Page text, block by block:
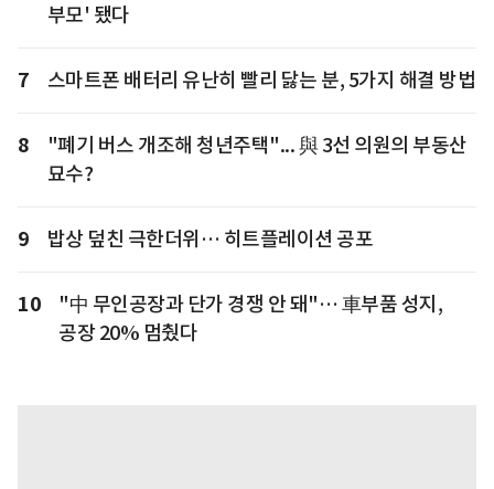
부모' 됐다
7 스마트폰 배터리 유난히 빨리 닳는 분, 5가지 해결 방법
8
"폐기 버스 개조해 청년주택"... 與 3선 의원의 부동산
묘수?
9 밥상 덮친 극한더위… 히트플레이션 공포
10
"中 무인공장과 단가 경쟁 안 돼"… 車부품 성지,
공장 20% 멈췄다